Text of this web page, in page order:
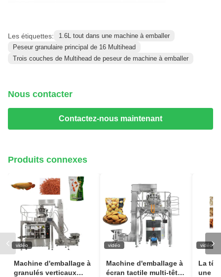
Les étiquettes:
1.6L tout dans une machine à emballer
Peseur granulaire principal de 16 Multihead
Trois couches de Multihead de peseur de machine à emballer
Nous contacter
Contactez-nous maintenant
Produits connexes
vidéo
Machine d'emballage à
granulés verticaux
vidéo
Machine d'emballage à
écran tactile multi-tête
vidéo
La
une